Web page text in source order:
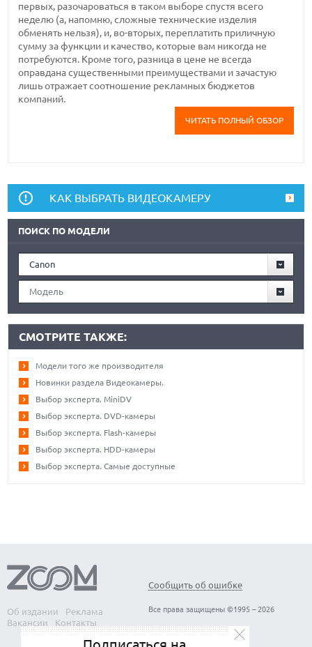
первых, разочароваться в таком выборе спустя всего
неделю (а, напомню, сложные технические изделия
обменять нельзя), и, во-вторых, переплатить приличную
сумму за функции и качество, которые вам никогда не
потребуются. Кроме того, разница в цене не всегда
оправдана существенными преимуществами и зачастую
лишь отражает соотношение рекламных бюджетов
компаний.
ЧИТАТЬ ПОЛНЫЙ ОБЗОР
КАК ВЫБРАТЬ ВИДЕОКАМЕРУ
ПОИСК ПО МОДЕЛИ
Canon
Модель
СМОТРИТЕ ТАКЖЕ:
Модели того же производителя
Новинки раздела Видеокамеры.
Выбор эксперта. MiniDV
Выбор эксперта. DVD-камеры
Выбор эксперта. Flash-камеры
Выбор эксперта. HDD-камеры
Выбор эксперта. Самые доступные
Об издании
Реклама
Вакансии
Контакты
Сообщить об ошибке
Все права защищены ©1995 – 2026